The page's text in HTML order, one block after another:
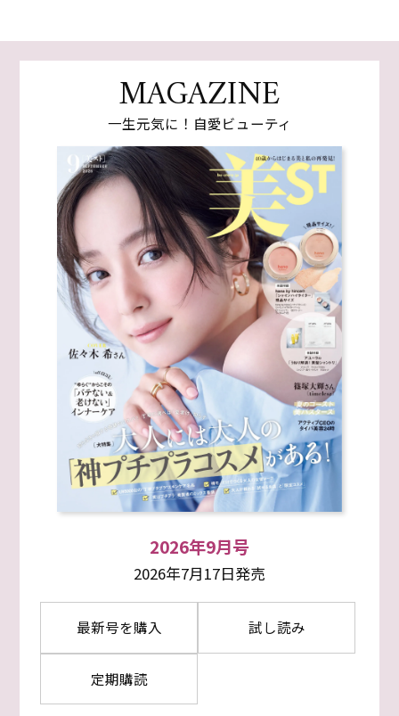
MAGAZINE
一生元気に！自愛ビューティ
2026年9月号
2026年7月17日発売
最新号を購入 試し読み
定期購読